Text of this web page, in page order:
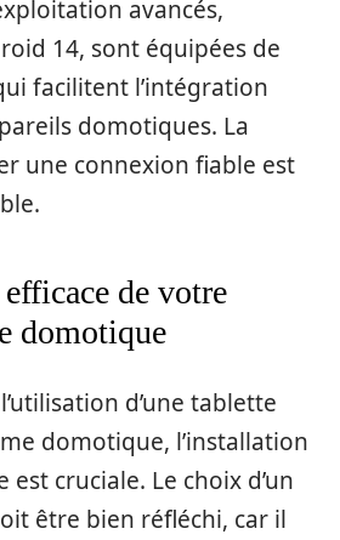
avancés,
14, sont équipées de
facilitent l’intégration
domotiques. La
une connexion fiable est
de votre
domotique
d’une tablette
domotique, l’installation
cruciale. Le choix d’un
être bien réfléchi, car il